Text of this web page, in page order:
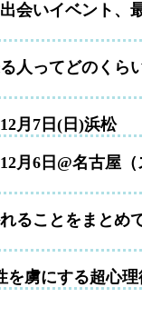
会いイベント、
人ってどのくら
月7日(日)浜松
月6日@名古屋（
ることをまとめ
を虜にする超心理